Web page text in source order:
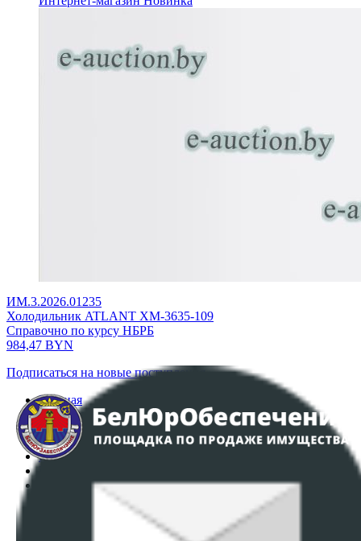
ИМ.3.2026.01235
Холодильник ATLANT ХМ-3635-109
Справочно по курсу НБРБ
984,47 BYN
Подписаться на новые поступления
Главная
Аукционы
Интернет-магазин
Регламент организации и проведения торгов
Политика в отношении обработки персональных
ПОЛОЖЕНИЕ О ПОЛИТИКЕ ОБРАБОТКИ COOKIE-